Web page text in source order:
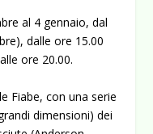
al 4 gennaio, dal
dalle ore 15.00
ore 20.00.
Fiabe, con una serie
dimensioni) dei